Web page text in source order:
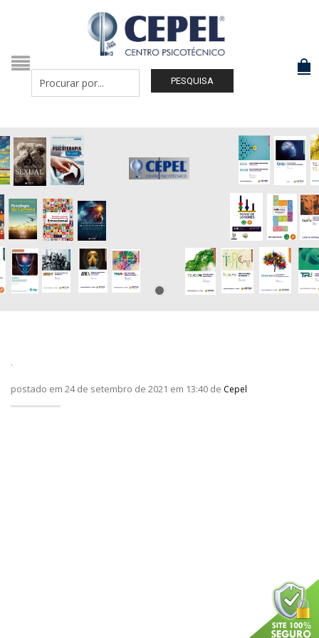
PESQUISA
.
postado em 24 de setembro de 2021 em 13:40 de Cepel